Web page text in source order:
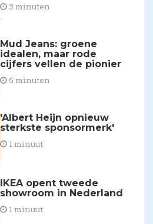
3 minuten
Mud Jeans: groene
idealen, maar rode
cijfers vellen de pionier
5 minuten
'Albert Heijn opnieuw
sterkste sponsormerk'
1 minuut
IKEA opent tweede
showroom in Nederland
1 minuut